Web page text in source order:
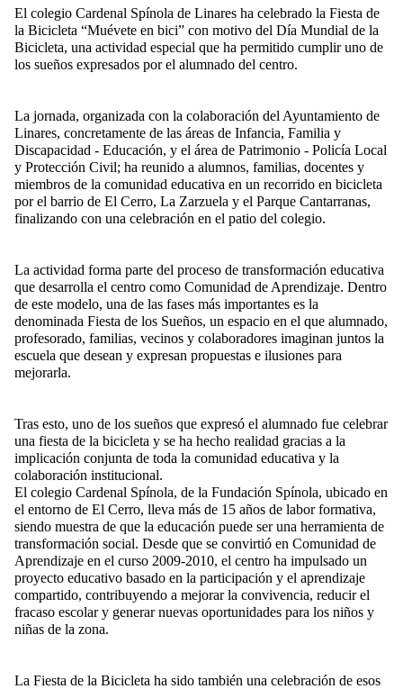
El colegio Cardenal Spínola de Linares ha celebrado la Fiesta de
la Bicicleta “Muévete en bici” con motivo del Día Mundial de la
Bicicleta, una actividad especial que ha permitido cumplir uno de
los sueños expresados por el alumnado del centro.
La jornada, organizada con la colaboración del Ayuntamiento de
Linares, concretamente de las áreas de Infancia, Familia y
Discapacidad - Educación, y el área de Patrimonio - Policía Local
y Protección Civil; ha reunido a alumnos, familias, docentes y
miembros de la comunidad educativa en un recorrido en bicicleta
por el barrio de El Cerro, La Zarzuela y el Parque Cantarranas,
finalizando con una celebración en el patio del colegio.
La actividad forma parte del proceso de transformación educativa
que desarrolla el centro como Comunidad de Aprendizaje. Dentro
de este modelo, una de las fases más importantes es la
denominada Fiesta de los Sueños, un espacio en el que alumnado,
profesorado, familias, vecinos y colaboradores imaginan juntos la
escuela que desean y expresan propuestas e ilusiones para
mejorarla.
Tras esto, uno de los sueños que expresó el alumnado fue celebrar
una fiesta de la bicicleta y se ha hecho realidad gracias a la
implicación conjunta de toda la comunidad educativa y la
colaboración institucional.
El colegio Cardenal Spínola, de la Fundación Spínola, ubicado en
el entorno de El Cerro, lleva más de 15 años de labor formativa,
siendo muestra de que la educación puede ser una herramienta de
transformación social. Desde que se convirtió en Comunidad de
Aprendizaje en el curso 2009-2010, el centro ha impulsado un
proyecto educativo basado en la participación y el aprendizaje
compartido, contribuyendo a mejorar la convivencia, reducir el
fracaso escolar y generar nuevas oportunidades para los niños y
niñas de la zona.
La Fiesta de la Bicicleta ha sido también una celebración de esos